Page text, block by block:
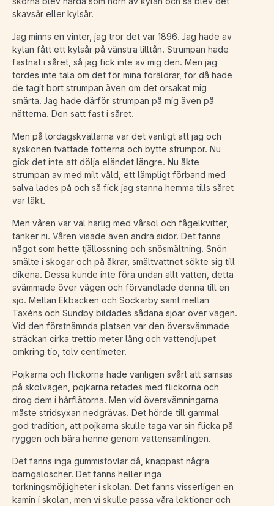
skavsår eller kylsår.
Jag minns en vinter, jag tror det var 1896. Jag hade av
kylan fått ett kylsår på vänstra lilltån. Strumpan hade
fastnat i såret, så jag fick inte av mig den. Men jag
tordes inte tala om det för mina föräldrar, för då hade
de tagit bort strumpan även om det orsakat mig
smärta. Jag hade därför strumpan på mig även på
nätterna. Den satt fast i såret.
Men på lördagskvällarna var det vanligt att jag och
syskonen tvättade fötterna och bytte strumpor. Nu
gick det inte att dölja eländet längre. Nu åkte
strumpan av med milt våld, ett lämpligt förband med
salva lades på och så fick jag stanna hemma tills såret
var läkt.
Men våren var väl härlig med vårsol och fågelkvitter,
tänker ni. Våren visade även andra sidor. Det fanns
något som hette tjällossning och snösmältning. Snön
smälte i skogar och på åkrar, smältvattnet sökte sig till
dikena. Dessa kunde inte föra undan allt vatten, detta
svämmade över vägen och förvandlade denna till en
sjö. Mellan Ekbacken och Sockarby samt mellan
Taxéns och Sundby bildades sådana sjöar över vägen.
Vid den förstnämnda platsen var den översvämmade
sträckan cirka trettio meter lång och vattendjupet
omkring tio, tolv centimeter.
Pojkarna och flickorna hade vanligen svårt att samsas
på skolvägen, pojkarna retades med flickorna och
drog dem i hårflätorna. Men vid översvämningarna
måste stridsyxan nedgrävas. Det hörde till gammal
god tradition, att pojkarna skulle taga var sin flicka på
ryggen och bära henne genom vattensamlingen.
Det fanns inga gummistövlar då, knappast några
barngaloscher. Det fanns heller inga
torkningsmöjligheter i skolan. Det fanns visserligen en
kamin i skolan, men vi skulle passa våra lektioner och